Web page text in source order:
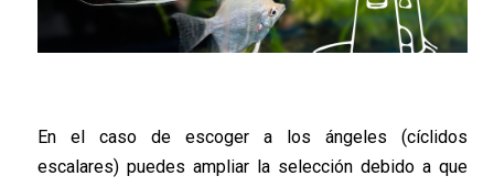
En el caso de escoger a los ángeles (cíclidos
escalares) puedes ampliar la selección debido a que